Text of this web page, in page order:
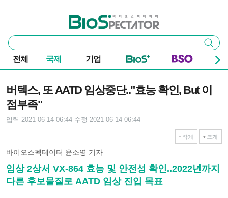
바이오스펙테이터
통
합
검
색
검색
전체 국제 기업
버텍스, 또 AATD 임상중단.."효능 확인, But 이
점부족"
입력 2021-06-14 06:44 수정 2021-06-14 06:44
작게 크게
바이오스펙테이터 윤소영 기자
임상 2상서 VX-864 효능 및 안전성 확인..2022년까지
다른 후보물질로 AATD 임상 진입 목표